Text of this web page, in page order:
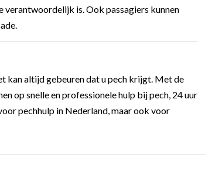
verantwoordelijk is. Ook passagiers kunnen
kan altijd gebeuren dat u pech krijgt. Met de
op snelle en professionele hulp bij pech, 24 uur
pechhulp in Nederland, maar ook voor